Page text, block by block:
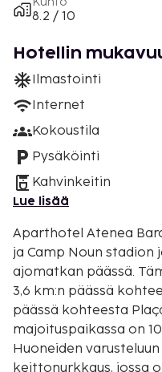
8.2 / 10
Hotellin
Ilmastointi
Internet
Kokoustila
Pysäköinti
Kahvinkeitin
Lue lisää
Aparthotel Atenea
ja Camp Noun stadion
ajomatkan päässä. Tämä huoneistohotelli sijaitsee
3,6 km:n päässä
päässä kohteesta
majoituspaikassa on
Huoneiden
keittonurkkaus, jossa